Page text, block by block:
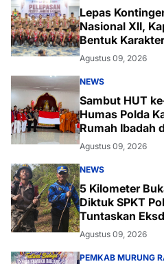
Lepas
Nasional XII,
Bentuk
Lingkungan
Agustus 09, 2026
NEWS
Sambut HUT ke-81 RI, Personel
Humas Polda
Rumah Ibadah
Agustus 09, 2026
NEWS
5 Kilometer
Diktuk SPKT
Tuntaskan
Agustus 09, 2026
PEMKAB MURUNG